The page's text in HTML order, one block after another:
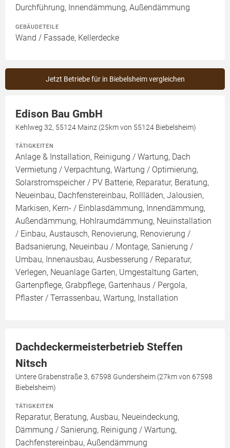
Durchführung, Innendämmung, Außendämmung
GEBÄUDETEILE
Wand / Fassade, Kellerdecke
Jetzt Betriebe für in Biebelsheim vergleichen
Edison Bau GmbH
Kehlweg 32, 55124 Mainz (25km von 55124 Biebelsheim)
TÄTIGKEITEN
Anlage & Installation, Reinigung / Wartung, Dach
Vermietung / Verpachtung, Wartung / Optimierung,
Solarstromspeicher / PV Batterie, Reparatur, Beratung,
Neueinbau, Dachfenstereinbau, Rollläden, Jalousien,
Markisen, Kern- / Einblasdämmung, Innendämmung,
Außendämmung, Hohlraumdämmung, Neuinstallation
/ Einbau, Austausch, Renovierung, Renovierung /
Badsanierung, Neueinbau / Montage, Sanierung /
Umbau, Innenausbau, Ausbesserung / Reparatur,
Verlegen, Neuanlage Garten, Umgestaltung Garten,
Gartenpflege, Grabpflege, Gartenhaus / Pergola,
Pflaster / Terrassenbau, Wartung, Installation
Dachdeckermeisterbetrieb Steffen
Nitsch
Untere Grabenstraße 3, 67598 Gundersheim (27km von 67598
Biebelsheim)
TÄTIGKEITEN
Reparatur, Beratung, Ausbau, Neueindeckung,
Dämmung / Sanierung, Reinigung / Wartung,
Dachfenstereinbau, Außendämmung